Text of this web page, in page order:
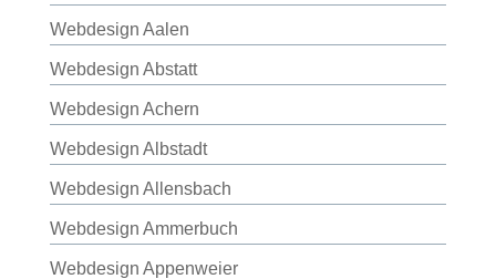
Webdesign Aalen
Webdesign Abstatt
Webdesign Achern
Webdesign Albstadt
Webdesign Allensbach
Webdesign Ammerbuch
Webdesign Appenweier